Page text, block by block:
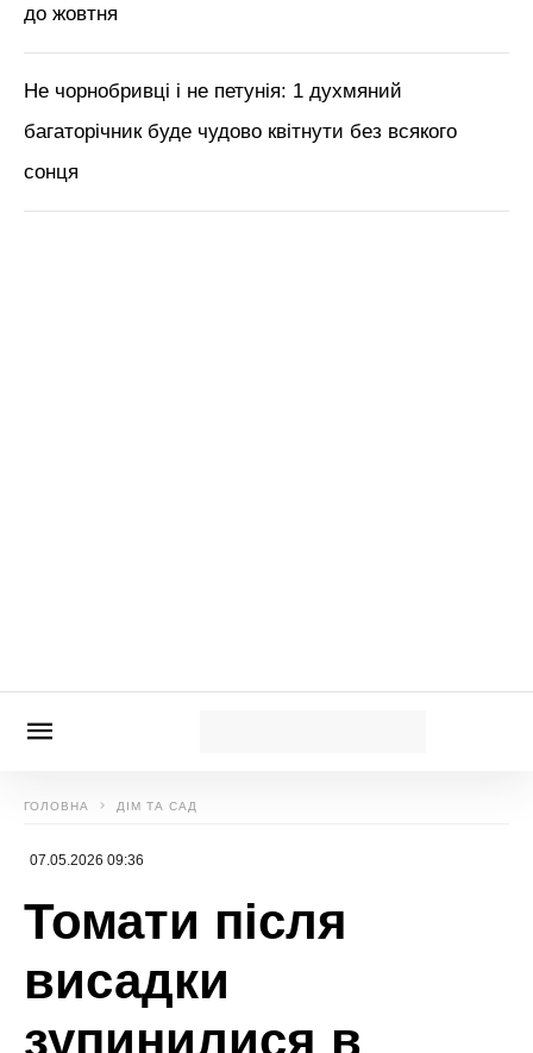
до жовтня
Не чорнобривці і не петунія: 1 духмяний
багаторічник буде чудово квітнути без всякого
сонця